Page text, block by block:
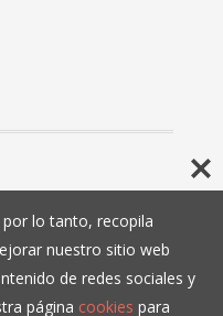
lo tanto, recopila
nuestro sitio web
de redes sociales y
página cookies para